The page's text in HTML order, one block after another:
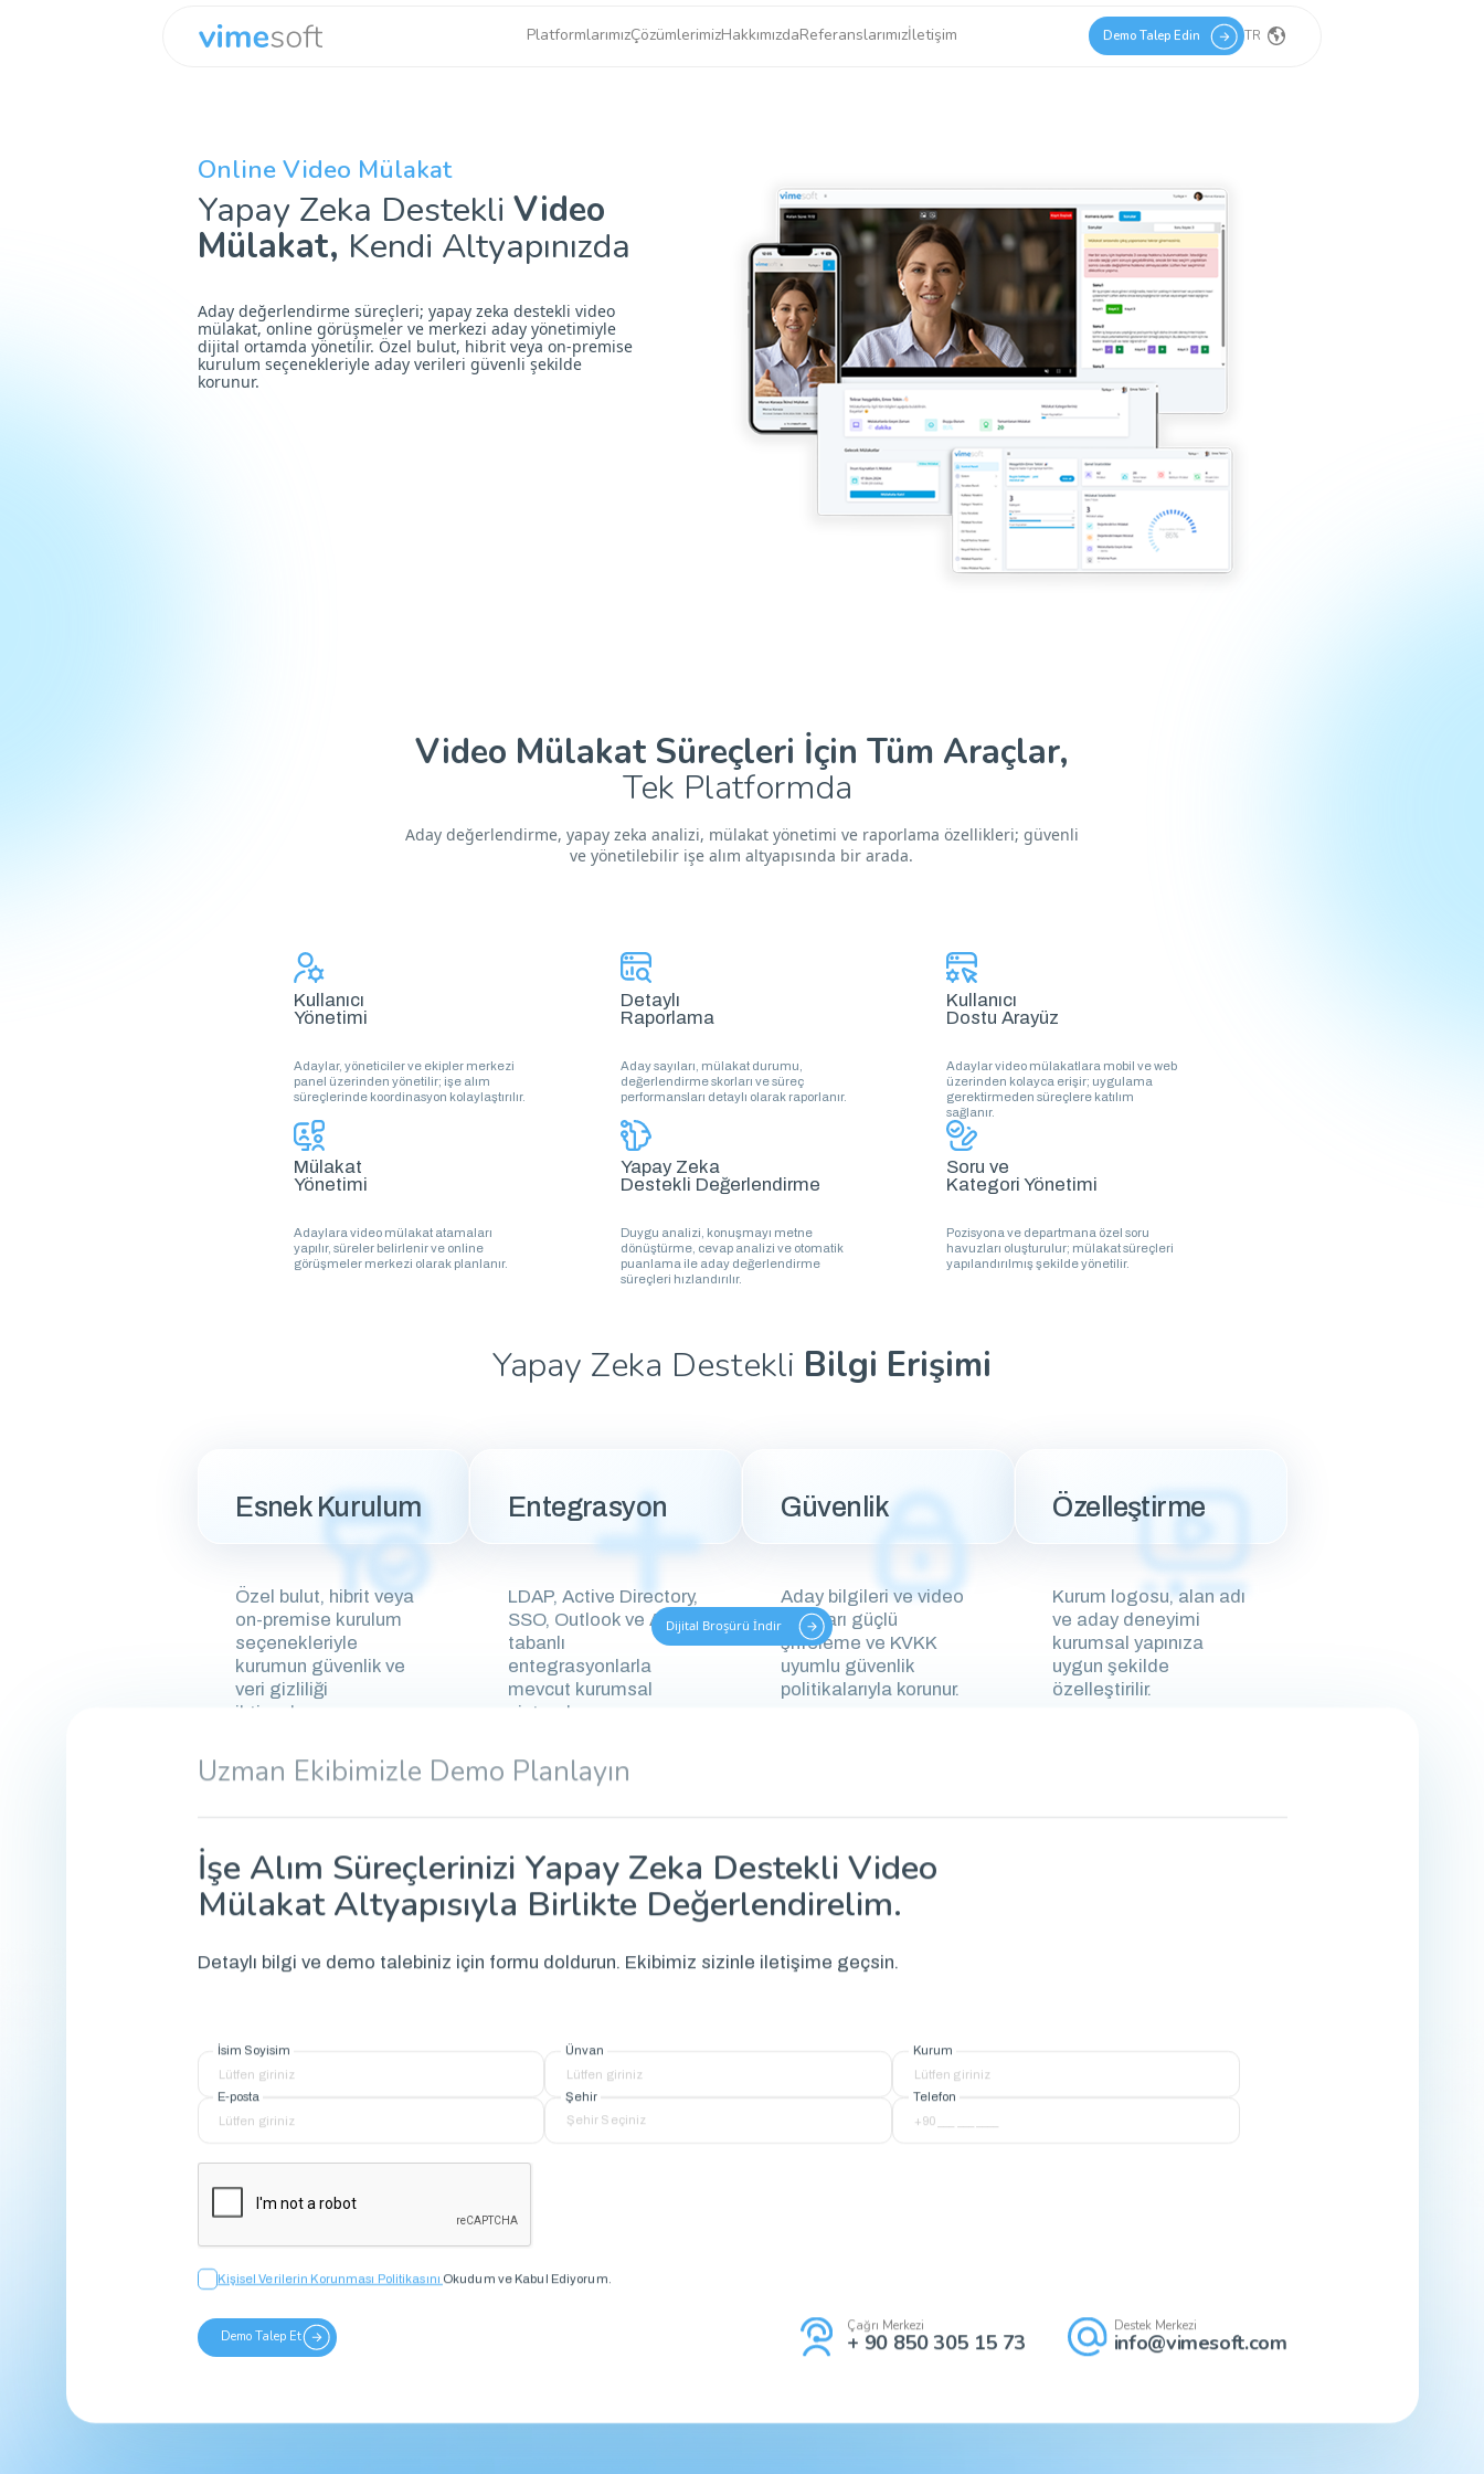
PlatformlarımızÇözümlerimizHakkımızdaReferanslarımızİletişim Demo Talep Edin TR
Online Video Mülakat
Yapay Zeka Destekli Video
Mülakat, Kendi Altyapınızda
Aday değerlendirme süreçleri; yapay zeka destekli video
mülakat, online görüşmeler ve merkezi aday yönetimiyle
dijital ortamda yönetilir. Özel bulut, hibrit veya on-premise
kurulum seçenekleriyle aday verileri güvenli şekilde
korunur.
Video Mülakat Süreçleri İçin Tüm Araçlar,
Tek Platformda
Aday değerlendirme, yapay zeka analizi, mülakat yönetimi ve raporlama özellikleri; güvenli
ve yönetilebilir işe alım altyapısında bir arada.
Kullanıcı
Yönetimi
Adaylar, yöneticiler ve ekipler merkezi
panel üzerinden yönetilir; işe alım
süreçlerinde koordinasyon kolaylaştırılır.
Detaylı
Raporlama
Aday sayıları, mülakat durumu,
değerlendirme skorları ve süreç
performansları detaylı olarak raporlanır.
Kullanıcı
Dostu Arayüz
Adaylar video mülakatlara mobil ve web
üzerinden kolayca erişir; uygulama
gerektirmeden süreçlere katılım
sağlanır.
Mülakat
Yönetimi
Adaylara video mülakat atamaları
yapılır, süreler belirlenir ve online
görüşmeler merkezi olarak planlanır.
Yapay Zeka
Destekli Değerlendirme
Duygu analizi, konuşmayı metne
dönüştürme, cevap analizi ve otomatik
puanlama ile aday değerlendirme
süreçleri hızlandırılır.
Soru ve
Kategori Yönetimi
Pozisyona ve departmana özel soru
havuzları oluşturulur; mülakat süreçleri
yapılandırılmış şekilde yönetilir.
Yapay Zeka Destekli Bilgi Erişimi
Esnek Kurulum
Özel bulut, hibrit veya
on-premise kurulum
seçenekleriyle
kurumun güvenlik ve
veri gizliliği
ihtiyaçlarına uyum
Entegrasyon
LDAP, Active Directory,
SSO, Outlook ve API
tabanlı
entegrasyonlarla
mevcut kurumsal
sistemlere uyum
Güvenlik
Aday bilgileri ve video
kayıtları güçlü
şifreleme ve KVKK
uyumlu güvenlik
politikalarıyla korunur.
Özelleştirme
Kurum logosu, alan adı
ve aday deneyimi
kurumsal yapınıza
uygun şekilde
özelleştirilir.
Dijital Broşürü İndir
Uzman Ekibimizle Demo Planlayın
İşe Alım Süreçlerinizi Yapay Zeka Destekli Video
Mülakat Altyapısıyla Birlikte Değerlendirelim.
Detaylı bilgi ve demo talebiniz için formu doldurun. Ekibimiz sizinle iletişime geçsin.
İsim Soyisim Ünvan Kurum
E-posta Şehir Telefon
Kişisel Verilerin Korunması Politikasını Okudum ve Kabul Ediyorum.
Demo Talep Et
Çağrı Merkezi
+ 90 850 305 15 73
Destek Merkezi
info@vimesoft.com